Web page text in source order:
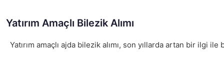
Yatırım Amaçlı Bilezik Alımı
Yatırım amaçlı ajda bilezik alımı, son yıllarda artan bir ilgi